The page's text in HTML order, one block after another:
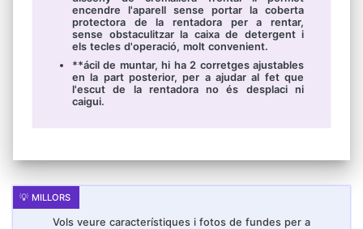
encendre l'aparell sense portar la coberta
protectora de la rentadora per a rentar,
sense obstaculitzar la caixa de detergent i
els tecles d'operació, molt convenient.
**ácil de muntar, hi ha 2 corretges ajustables
en la part posterior, per a ajudar al fet que
l'escut de la rentadora no és desplaci ni
caigui.
Vols veure característiques i fotos de fundes per a